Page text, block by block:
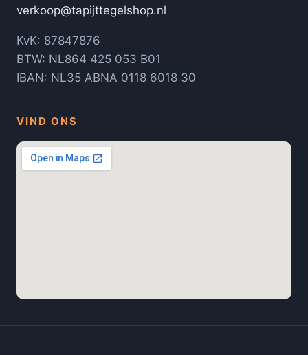
verkoop@tapijttegelshop.nl
KvK: 87847876
BTW: NL864 425 053 B01
IBAN: NL35 ABNA 0118 6018 30
VIND ONS